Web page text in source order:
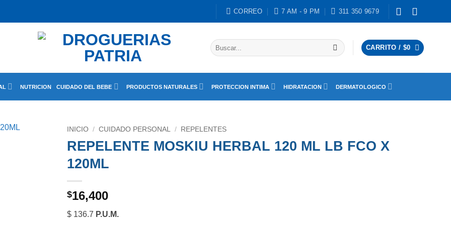
CORREO 7 AM - 9 PM 311 350 9679
Buscar
por:
CARRITO / $0
NUTRICION CUIDADO DEL BEBE PRODUCTOS NATURALES PROTECCION INTIMA HIDRATACION DERMATOLOGICO
INICIO / CUIDADO PERSONAL / REPELENTES
REPELENTE MOSKIU HERBAL 120 ML LB FCO X
120ML
$16,400
$ 136.7 P.U.M.